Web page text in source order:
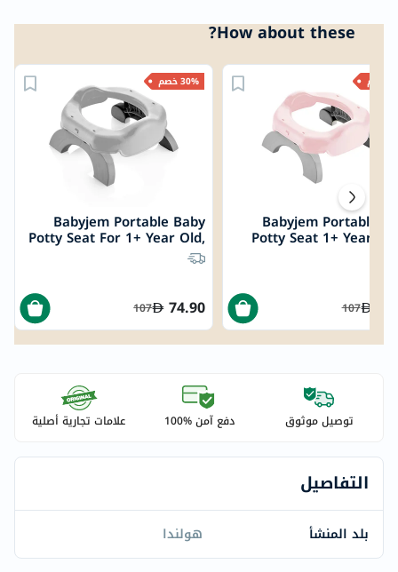
How about these?
30% خصم
Babyjem Portable Baby
Potty Seat For 1+ Year Old,
Color - Grey
74.90
107
Babyjem Portable
Potty Seat 1+ Year -
107
توصيل موثوق دفع آمن %100 علامات تجارية أصلية
التفاصيل
بلد المنشأ هولندا